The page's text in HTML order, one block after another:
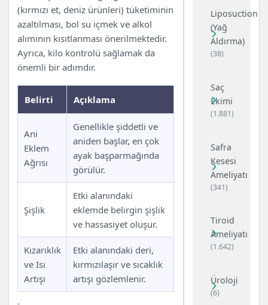
(kırmızı et, deniz ürünleri) tüketiminin
azaltılması, bol su içmek ve alkol
alımının kısıtlanması önerilmektedir.
Ayrıca, kilo kontrolü sağlamak da
önemli bir adımdır.
Belirti Açıklama
Ani
Eklem
Ağrısı
Genellikle şiddetli ve
aniden başlar, en çok
ayak başparmağında
görülür.
Şişlik
Etki alanındaki
eklemde belirgin şişlik
ve hassasiyet oluşur.
Kızarıklık
ve Isı
Artışı
Etki alanındaki deri,
kırmızılaşır ve sıcaklık
artışı gözlemlenir.
Liposuction
(Yağ
Aldırma)
(38)
Saç
Ekimi
(1.881)
Safra
Kesesi
Ameliyatı
(341)
Tiroid
Ameliyatı
(1.642)
Üroloji
(6)